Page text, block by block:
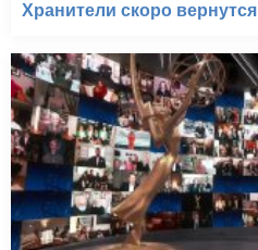
Хранители скоро вернутся